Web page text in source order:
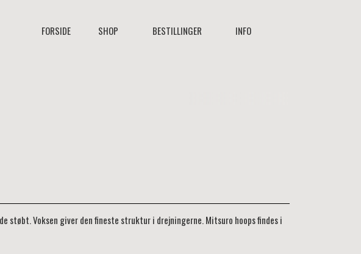
FORSIDE SHOP BESTILLINGER INFO
støbt. Voksen giver den fineste struktur i drejningerne. Mitsuro hoops findes i